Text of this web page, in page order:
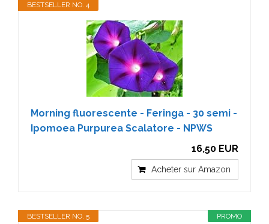
BESTSELLER NO. 4
Morning fluorescente - Feringa - 30 semi -
Ipomoea Purpurea Scalatore - NPWS
16,50 EUR
Acheter sur Amazon
PROMO
BESTSELLER NO. 5